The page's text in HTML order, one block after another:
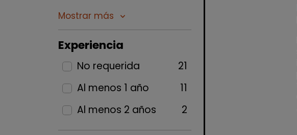
Mostrar más keyboard_arrow_down
Experiencia
No requerida
21
Al menos 1 año
11
Al menos 2 años
2